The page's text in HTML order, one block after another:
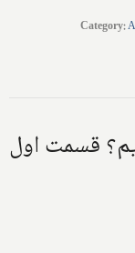
Category:
قسمت اول